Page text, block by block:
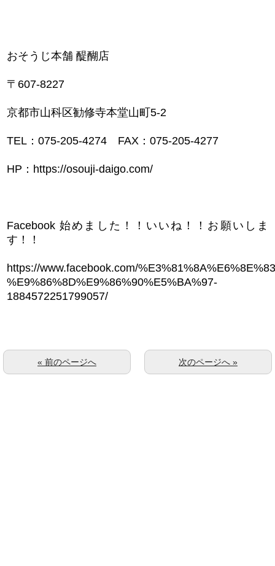
おそうじ本舗 醍醐店
〒607-8227
京都市山科区勧修寺本堂山町5-2
TEL：075-205-4274 FAX：075-205-4277
HP：https://osouji-daigo.com/
Facebook 始めました！！いいね！！お願いしま
す！！
https://www.facebook.com/
%E9%86%8D%E9%86%90%E5%BA%97-
1884572251799057/
次のページへ »
« 前のページへ